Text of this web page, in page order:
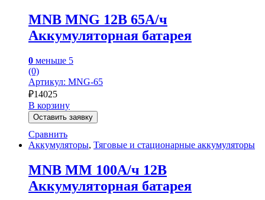
MNB MNG 12В 65А/ч
Аккумуляторная батарея
0 меньше 5
(0)
Артикул: MNG-65
₽14025
В корзину
Оставить заявку
Сравнить
Аккумуляторы, Тяговые и стационарные аккумуляторы
MNB MM 100А/ч 12В
Аккумуляторная батарея